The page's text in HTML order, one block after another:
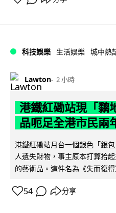
科技娛樂 生活娛樂 城中熱
Lawton 2 小時
港鐵紅磡站現「黐
品呃足全港市民兩
港鐵紅磡站月台一個銀色「銀
人遺失財物，事主原本打算拾
的藝術品。這件名為《失而復
54 分享